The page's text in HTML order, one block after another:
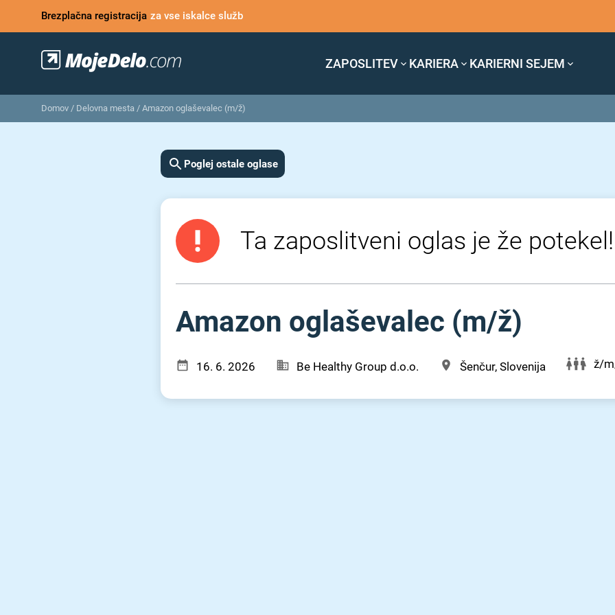
Brezplačna registracija za vse iskalce služb
ZAPOSLITEV KARIERA KARIERNI SEJEM
Domov / Delovna mesta / Amazon oglaševalec (m/ž)
Poglej ostale oglase
Ta zaposlitveni oglas je že potekel!
Amazon oglaševalec (m⁠/⁠ž)
16. 6. 2026 Be Healthy Group d.o.o. Šenčur, Slovenija ž/